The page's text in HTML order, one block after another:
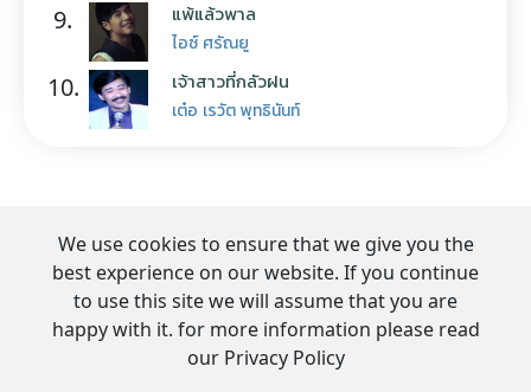
9. แพ้แล้วพาล
ไอซ์ ศรัณยู
10. เจ้าสาวที่กลัวฝน
เต๋อ เรวัต พุทธินันท์
We use cookies to ensure that we give you the
best experience on our website. If you continue
to use this site we will assume that you are
happy with it. for more information please read
our Privacy Policy